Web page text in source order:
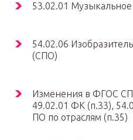
53.02.01
54.02.06
(СПО)
Изменения в ФГОС
49.02.01 ФК (п.33),
ПО по отраслям (п.35)